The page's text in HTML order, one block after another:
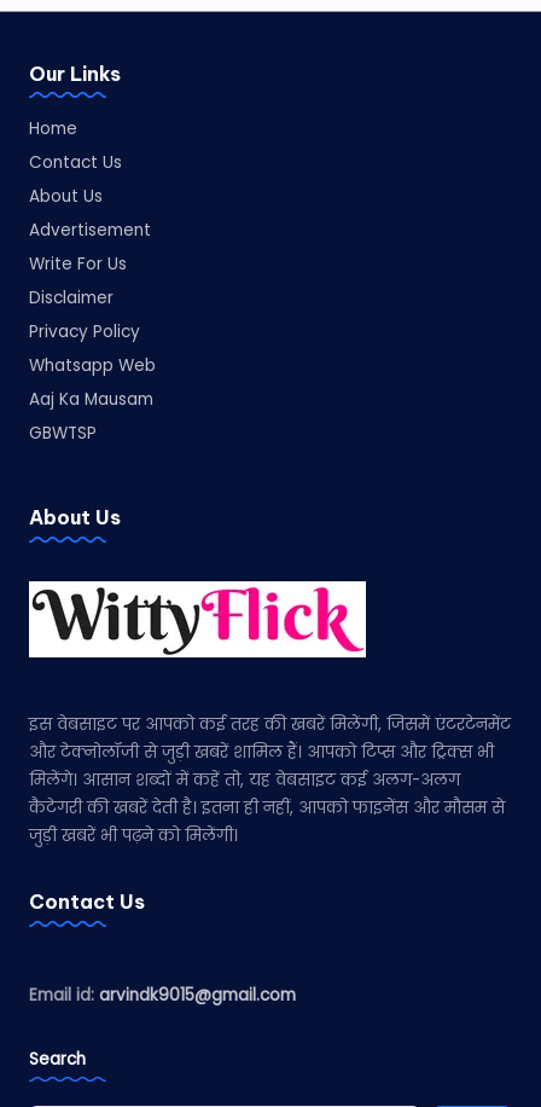
Our Links
Home
Contact Us
About Us
Advertisement
Write For Us
Disclaimer
Privacy Policy
Whatsapp Web
Aaj Ka Mausam
GBWTSP
About Us
इस वेबसाइट पर आपको कई तरह की खबरें मिलेंगी, जिसमें एंटरटेनमेंट
और टेक्नोलॉजी से जुड़ी खबरें शामिल हैं। आपको टिप्स और ट्रिक्स भी
मिलेंगे। आसान शब्दों में कहें तो, यह वेबसाइट कई अलग-अलग
कैटेगरी की खबरें देती है। इतना ही नहीं, आपको फाइनेंस और मौसम से
जुड़ी खबरें भी पढ़ने को मिलेंगी।
Contact Us
Email id: arvindk9015@gmail.com
Search